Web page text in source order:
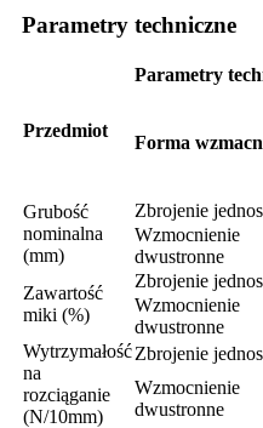
Parametry techniczne
Przedmiot
Parametry
Forma
Grubość
nominalna
(mm)
Zbrojenie
Wzmocnienie
dwustronne
Zawartość
miki (%)
Zbrojenie
Wzmocnienie
dwustronne
Wytrzymałość
na
rozciąganie
(N/10mm)
Zbrojenie
Wzmocnienie
dwustronne